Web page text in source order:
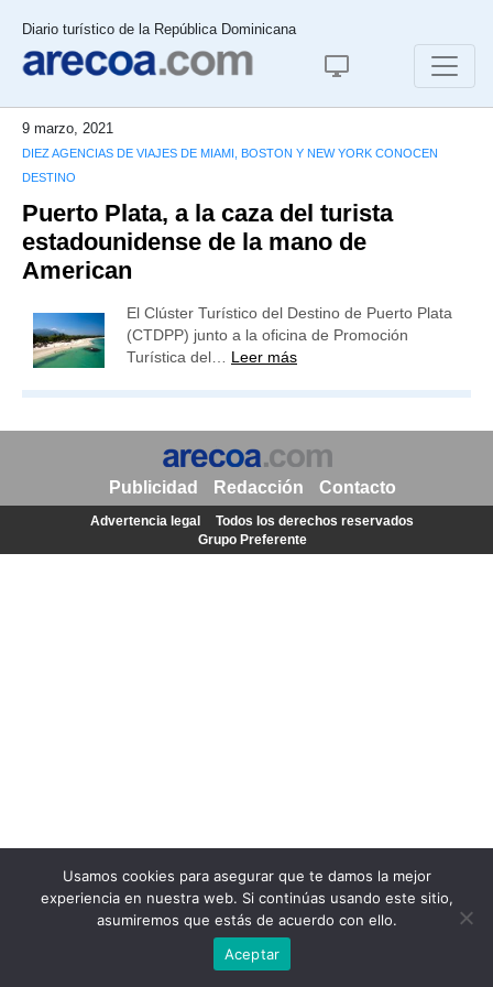
Diario turístico de la República Dominicana
9 marzo, 2021
DIEZ AGENCIAS DE VIAJES DE MIAMI, BOSTON Y NEW YORK CONOCEN
DESTINO
Puerto Plata, a la caza del turista
estadounidense de la mano de
American
El Clúster Turístico del Destino de Puerto Plata
(CTDPP) junto a la oficina de Promoción
Turística del… Leer más
Usamos cookies para asegurar que te damos la mejor
experiencia en nuestra web. Si continúas usando este sitio,
asumiremos que estás de acuerdo con ello.
Aceptar
Publicidad Redacción Contacto
Advertencia legal
Todos los derechos reservados
Grupo Preferente